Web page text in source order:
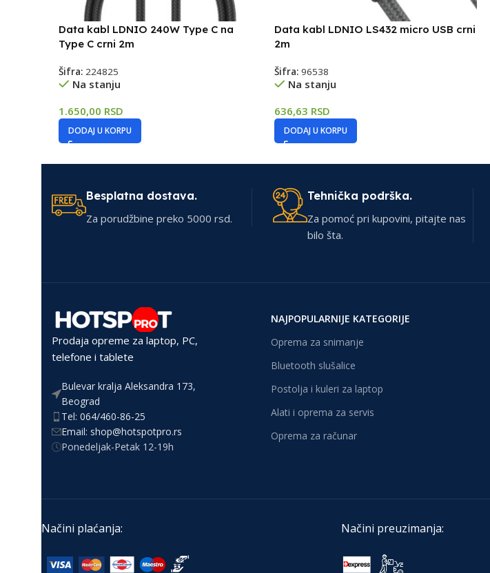
Data kabl LDNIO 240W Type C na
Type C crni 2m
Šifra: 224825
Na stanju
1.650,00 RSD
DODAJ U KORPU
Data kabl LDNIO LS432 micro USB crni
2m
Šifra:96538
Na stanju
636,63 RSD
DODAJ U KORPU
Besplatna dostava.
Za porudžbine preko 5000 rsd.
Tehnička podrška.
Za pomoć pri kupovini, pitajte nas
bilo šta.
Prodaja opreme za laptop, PC,
telefone i tablete
Bulevar kralja Aleksandra 173,
Beograd
Tel: 064/460-86-25
Email: shop@hotspotpro.rs
Ponedeljak-Petak 12-19h
NAJPOPULARNIJE KATEGORIJE
Oprema za snimanje
Bluetooth slušalice
Postolja i kuleri za laptop
Alati i oprema za servis
Oprema za računar
Načini plaćanja: Načini preuzimanja: